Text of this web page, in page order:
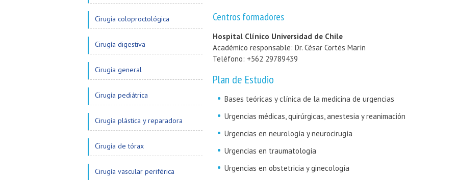
Cirugía coloproctológica
Cirugía digestiva
Cirugía general
Cirugía pediátrica
Cirugía plástica y reparadora
Cirugía de tórax
Cirugía vascular periférica
Centros formadores
Hospital Clínico Universidad de Chile
Académico responsable: Dr. César Cortés Marín
Teléfono: +562 29789439
Plan de Estudio
Bases teóricas y clínica de la medicina de urgencias
Urgencias médicas, quirúrgicas, anestesia y reanimación
Urgencias en neurología y neurocirugía
Urgencias en traumatología
Urgencias en obstetricia y ginecología